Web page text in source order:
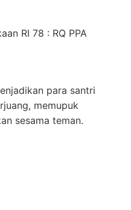
para santri
memupuk
sesama teman.